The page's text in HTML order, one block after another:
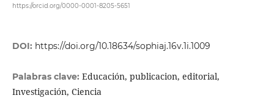
https://orcid.org/0000-0001-8205-5651
DOI: https://doi.org/10.18634/sophiaj.16v.1i.1009
Palabras clave: Educación, publicacion, editorial,
Investigación, Ciencia